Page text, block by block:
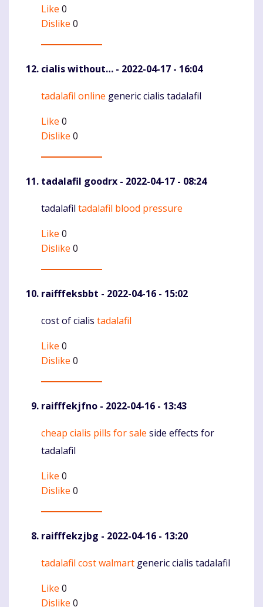
Like 0
Dislike 0
cialis without… - 2022-04-17 - 16:04
Komentaras
tadalafil online generic cialis tadalafil
Like 0
Dislike 0
tadalafil goodrx - 2022-04-17 - 08:24
Komentaras
tadalafil tadalafil blood pressure
Like 0
Dislike 0
raifffeksbbt - 2022-04-16 - 15:02
Komentaras
cost of cialis tadalafil
Like 0
Dislike 0
raifffekjfno - 2022-04-16 - 13:43
Komentaras
cheap cialis pills for sale side effects for
tadalafil
Like 0
Dislike 0
raifffekzjbg - 2022-04-16 - 13:20
Komentaras
tadalafil cost walmart generic cialis tadalafil
Like 0
Dislike 0